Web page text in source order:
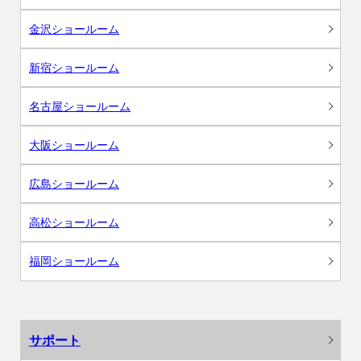
金沢ショールーム
新宿ショールーム
名古屋ショールーム
大阪ショールーム
広島ショールーム
高松ショールーム
福岡ショールーム
サポート